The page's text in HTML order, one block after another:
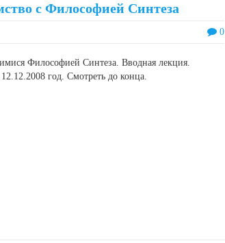
с Философией Синтеза
0
Философией Синтеза. Вводная лекция.
год. Смотреть до конца.